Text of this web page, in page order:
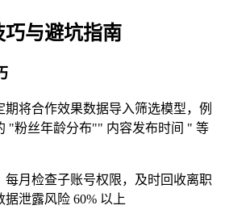
与避坑指南
期将合作效果数据导入筛选模型，例
"粉丝年龄分布"" 内容发布时间 " 等
每月检查子账号权限，及时回收离职
泄露风险 60% 以上